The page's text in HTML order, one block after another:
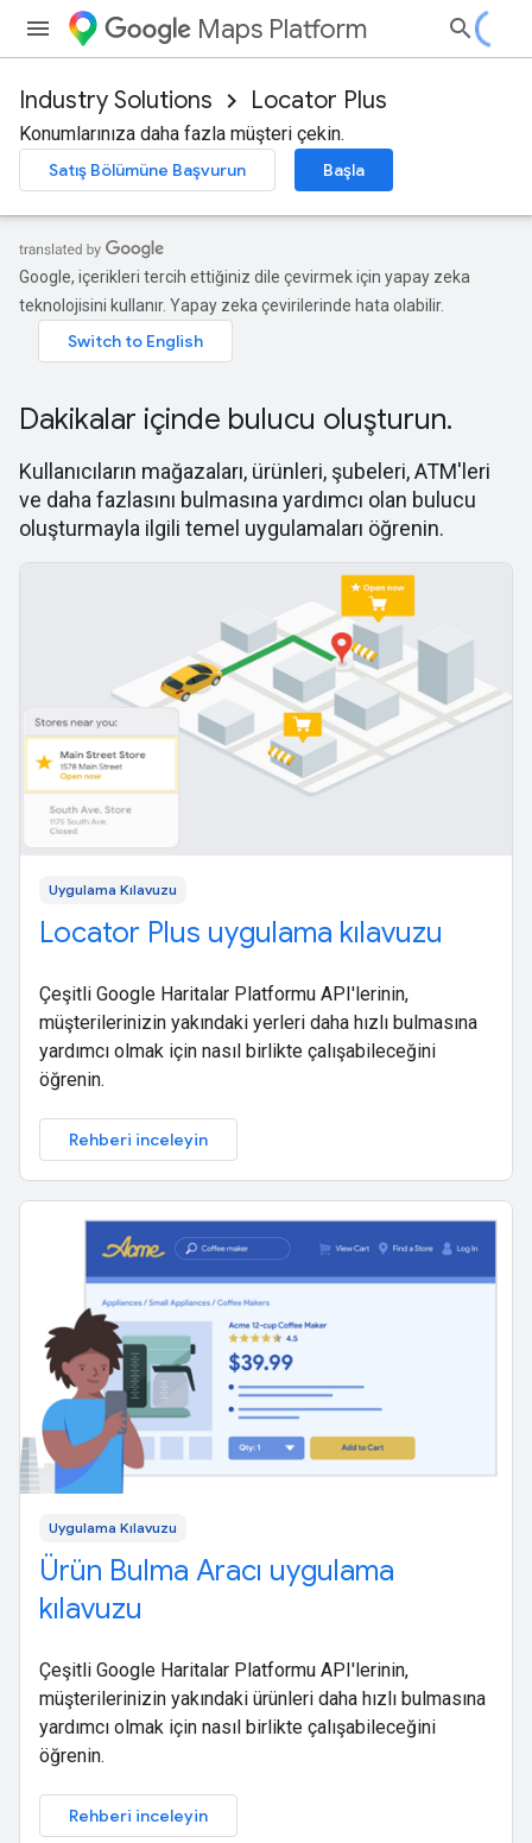
Maps Platform
Industry Solutions Locator Plus
Konumlarınıza daha fazla müşteri çekin.
Satış Bölümüne Başvurun Başla
Google, içerikleri tercih ettiğiniz dile çevirmek için yapay zeka
teknolojisini kullanır. Yapay zeka çevirilerinde hata olabilir.
Dakikalar içinde bulucu oluşturun.
Kullanıcıların mağazaları, ürünleri, şubeleri, ATM'leri
ve daha fazlasını bulmasına yardımcı olan bulucu
oluşturmayla ilgili temel uygulamaları öğrenin.
Uygulama Kılavuzu
Locator Plus uygulama kılavuzu
Çeşitli Google Haritalar Platformu API'lerinin,
müşterilerinizin yakındaki yerleri daha hızlı bulmasına
yardımcı olmak için nasıl birlikte çalışabileceğini
öğrenin.
Rehberi inceleyin
Uygulama Kılavuzu
Ürün Bulma Aracı uygulama
kılavuzu
Çeşitli Google Haritalar Platformu API'lerinin,
müşterilerinizin yakındaki ürünleri daha hızlı bulmasına
yardımcı olmak için nasıl birlikte çalışabileceğini
öğrenin.
Rehberi inceleyin